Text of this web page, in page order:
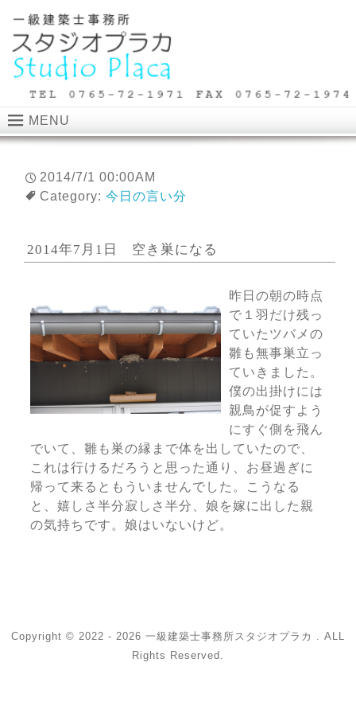
MENU
2014/7/1 00:00AM
Category: 今日の言い分
2014年7月1日 空き巣になる
昨日の朝の時点
で１羽だけ残っ
ていたツバメの
雛も無事巣立っ
ていきました。
僕の出掛けには
親鳥が促すよう
にすぐ側を飛ん
でいて、雛も巣の縁まで体を出していたので、
これは行けるだろうと思った通り、お昼過ぎに
帰って来るともういませんでした。こうなる
と、嬉しさ半分寂しさ半分、娘を嫁に出した親
の気持ちです。娘はいないけど。
Copyright © 2022 - 2026 一級建築士事務所スタジオプラカ . ALL
Rights Reserved.